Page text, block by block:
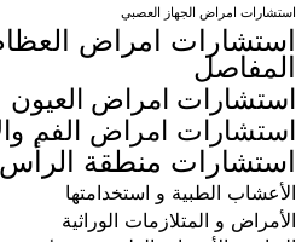
استشارات امراض الجهاز العصبي
استشارات امراض
المفاصل
استشارات امراض العيون
استشارات امراض الفم
استشارات منطقة الرأس
الأعشاب الطبية و استخدامتها
الأمراض و المتلازمات الوراثية